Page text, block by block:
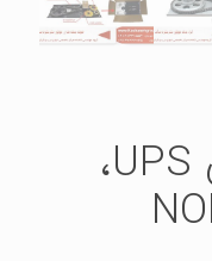
300کیلویی بدون UPS،